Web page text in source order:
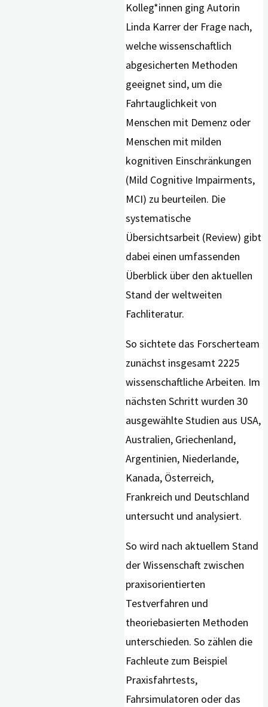
Kolleg*innen ging Autorin
Linda Karrer der Frage nach,
welche wissenschaftlich
abgesicherten Methoden
geeignet sind, um die
Fahrtauglichkeit von
Menschen mit Demenz oder
Menschen mit milden
kognitiven Einschränkungen
(Mild Cognitive Impairments,
MCI) zu beurteilen. Die
systematische
Übersichtsarbeit (Review) gibt
dabei einen umfassenden
Überblick über den aktuellen
Stand der weltweiten
Fachliteratur.
So sichtete das Forscherteam
zunächst insgesamt 2225
wissenschaftliche Arbeiten. Im
nächsten Schritt wurden 30
ausgewählte Studien aus USA,
Australien, Griechenland,
Argentinien, Niederlande,
Kanada, Österreich,
Frankreich und Deutschland
untersucht und analysiert.
So wird nach aktuellem Stand
der Wissenschaft zwischen
praxisorientierten
Testverfahren und
theoriebasierten Methoden
unterschieden. So zählen die
Fachleute zum Beispiel
Praxisfahrtests,
Fahrsimulatoren oder das